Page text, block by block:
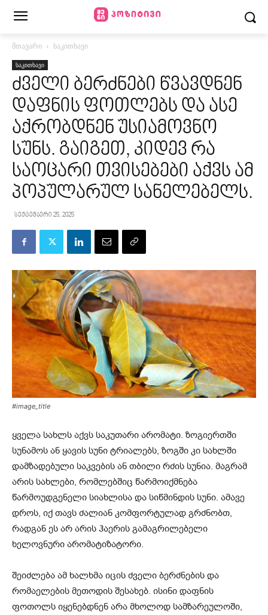
მთავარი საკითხავი
საკითხავი
ძველი ბერძნები წვავდნენ
დაფნის ფოთლებს და ასე
აქრობდნენ უსიამოვნო
სუნს. გაიგეთ, კიდევ რა
საოცარი თვისებები აქვს ამ
პოპულარულ სანელებელს.
სექტემბერი 25, 2025
#image_title
ყველა სახლს აქვს საკუთარი არომატი. ზოგიერთში
სუნამოს ან ყავის სუნი ტრიალებს, ზოგში კი სახლში
დამზადებული საკვების ან თბილი რძის სუნია. მაგრამ
არის სახლები, რომლებშიც წარმოიქმნება
წარმოუდგენელი სიახლისა და სიწმინდის სუნი. ამავე
დროს, იქ თავს ძალიან კომფორტულად გრძნობთ,
რადგან ეს არ არის ჰაერის გამაგრილებელი
ხელოვნური არომატიზატორი.
შეიძლება ამ ხალხმა იცის ძველი ბერძნების და
რომაელების მეთოდის შესახებ. ისინი დაფნის
ფოთოლს იყენებდნენ არა მხოლოდ სამზარეულოში,